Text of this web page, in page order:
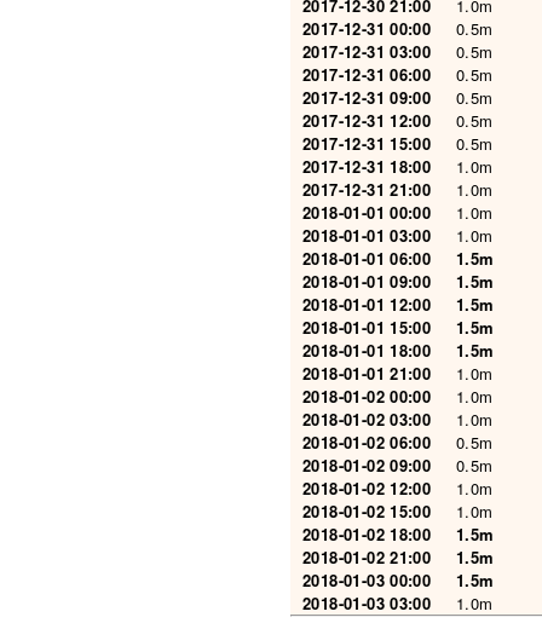
2017-12-30 21:00
2017-12-31 00:00
2017-12-31 03:00
2017-12-31 06:00
2017-12-31 09:00
2017-12-31 12:00
2017-12-31 15:00
2017-12-31 18:00
2017-12-31 21:00
2018-01-01 00:00
2018-01-01 03:00
2018-01-01 06:00
2018-01-01 09:00
2018-01-01 12:00
2018-01-01 15:00
2018-01-01 18:00
2018-01-01 21:00
2018-01-02 00:00
2018-01-02 03:00
2018-01-02 06:00
2018-01-02 09:00
2018-01-02 12:00
2018-01-02 15:00
2018-01-02 18:00
2018-01-02 21:00
2018-01-03 00:00
2018-01-03 03:00
1.0m
0.5m
0.5m
0.5m
0.5m
0.5m
0.5m
1.0m
1.0m
1.0m
1.0m
1.5m
1.5m
1.5m
1.5m
1.5m
1.0m
1.0m
1.0m
0.5m
0.5m
1.0m
1.0m
1.5m
1.5m
1.5m
1.0m